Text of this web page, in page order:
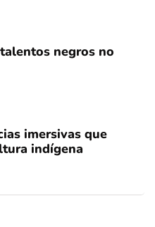
negros no
imersivas que
indígena